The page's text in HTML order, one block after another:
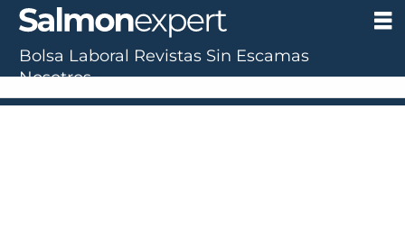
Bolsa Laboral Revistas Sin Escamas
Nosotros